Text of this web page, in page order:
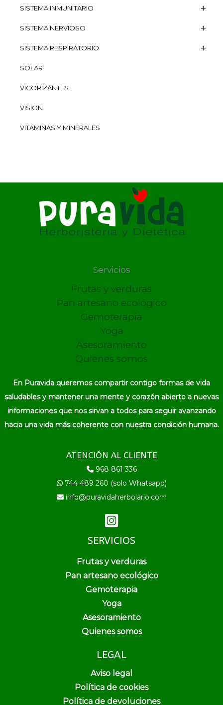
SISTEMA INMUNITARIO
SISTEMA NERVIOSO
SISTEMA RESPIRATORIO
SOLAR
VIGORIZANTES
VISION
VITAMINAS Y MINERALES
Servicios
Frutas y verduras
Pan artesano ecológico
Gemoterapia
Yoga
Asesoramiento
Quienes somos
En Puravida queremos compartir contigo formas de vida
saludables y mantener una mente y corazón abierto a nuevas
informaciones que nos sirvan a todos para seguir avanzando
hacia una vida más coherente con nuestra condición humana.
ATENCIÓN AL CLIENTE
968 861 336
744 489 260 (solo Whatsapp)
info@puravidaherbolario.com
SERVICIOS
Frutas y verduras
Pan artesano ecológico
Gemoterapia
Yoga
Asesoramiento
Quienes somos
LEGAL
Aviso legal
Política de cookies
Política de devoluciones